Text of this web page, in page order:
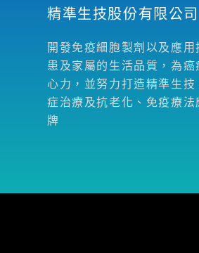
精準生技股份有限公司
開發免疫細胞製劑以及應
患及家屬的生活品質，為
心力，並努力打造精準生
症治療及抗老化、免疫療法
牌